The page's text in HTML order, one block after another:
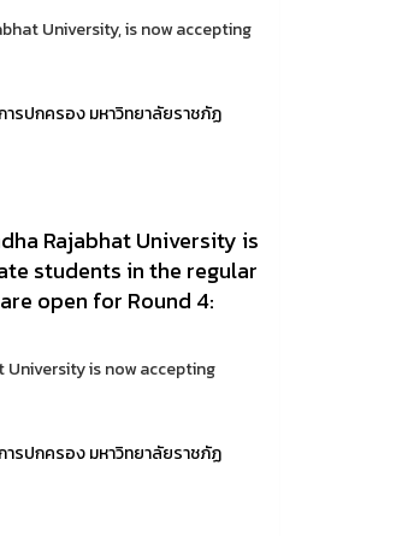
University, is now accepting
ารปกครอง มหาวิทยาลัยราชภัฏ
Rajabhat University is
students in the regular
open for Round 4:
University is now accepting
ารปกครอง มหาวิทยาลัยราชภัฏ